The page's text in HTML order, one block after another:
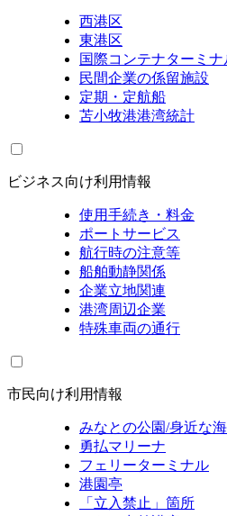
西港区
東港区
国際コンテナターミナ
民間企業の係留施設
定期・定航船
苫小牧港港湾統計
ビジネス向け利用情報
使用手続き・料金
ポートサービス
航行時の注意等
船舶動静関係
企業立地関連
港湾周辺企業
特殊車両の通行
市民向け利用情報
みなとの公園/身近な
勇払マリーナ
フェリーターミナル
港園亭
「立入禁止」箇所